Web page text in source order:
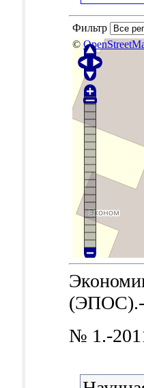
Фильтр
©
(ЭПОС).-
№ 1.-